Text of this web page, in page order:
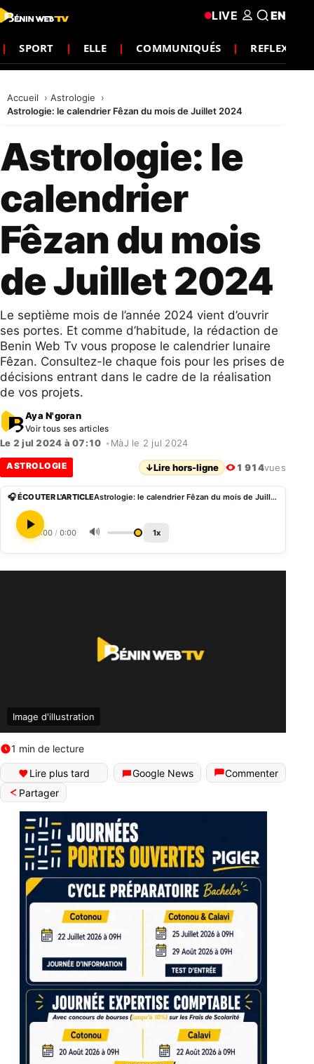
SPORT ELLE COMMUNIQUÉS REFLEXION
LIVE EN
Accueil
Astrologie
Astrologie: le calendrier Fêzan du mois de Juillet 2024
Astrologie: le
calendrier
Fêzan du mois
de Juillet 2024
Le septième mois de l’année 2024 vient d’ouvrir
ses portes. Et comme d’habitude, la rédaction de
Benin Web Tv vous propose le calendrier lunaire
Fêzan. Consultez-le chaque fois pour les prises de
décisions entrant dans le cadre de la réalisation
de vos projets.
Aya N'goran
Voir tous ses articles
Le 2 jul 2024 à 07:10 • MàJ le 2 jul 2024
ASTROLOGIE ↓Lire hors-ligne 1 914vues
🎧 ÉCOUTER L'ARTICLE Astrologie: le calendrier Fêzan du mois de Juillet 2024
0:00 / 0:00 🔊 1x
Image d'illustration
1 min de lecture
Lire plus tard Google News
Commenter
Partager